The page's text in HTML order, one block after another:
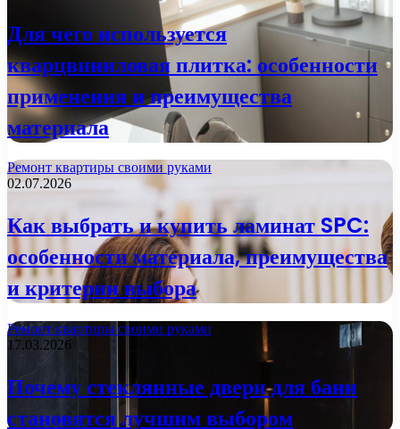
Для чего используется
кварцвиниловая плитка: особенности
применения и преимущества
материала
Ремонт квартиры своими руками
02.07.2026
Как выбрать и купить ламинат SPC:
особенности материала, преимущества
и критерии выбора
Ремонт квартиры своими руками
17.03.2026
Почему стеклянные двери для бани
становятся лучшим выбором